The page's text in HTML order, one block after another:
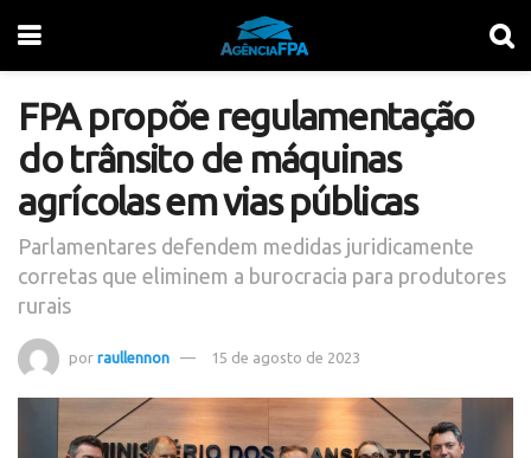
FPA propõe regulamentação
do trânsito de máquinas
agrícolas em vias públicas
Parlamentares defendem medidas juridicamente
corretas que eliminem a burocracia para produtores
rurais
por raullennon 15 de agosto de 2023